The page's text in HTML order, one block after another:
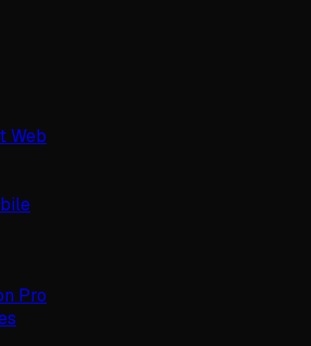
Web
Pro